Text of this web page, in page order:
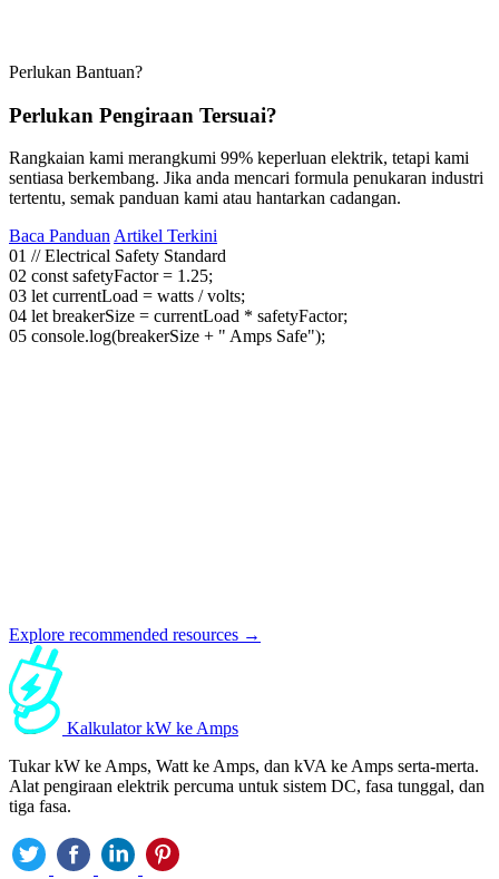
Perlukan Bantuan?
Perlukan Pengiraan Tersuai?
Rangkaian kami merangkumi 99% keperluan elektrik, tetapi kami
sentiasa berkembang. Jika anda mencari formula penukaran industri
tertentu, semak panduan kami atau hantarkan cadangan.
Baca Panduan Artikel Terkini
01 // Electrical Safety Standard
02 const safetyFactor = 1.25;
03 let currentLoad = watts / volts;
04 let breakerSize = currentLoad * safetyFactor;
05 console.log(breakerSize + " Amps Safe");
Explore recommended resources →
Kalkulator kW ke Amps
Tukar kW ke Amps, Watt ke Amps, dan kVA ke Amps serta-merta.
Alat pengiraan elektrik percuma untuk sistem DC, fasa tunggal, dan
tiga fasa.